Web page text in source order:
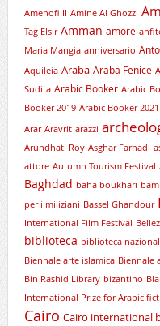
Amenofi II Amine Al Ghozzi
Tag Elsir Amman amore
Maria Mangia anniversario
Aquileia Araba Araba Fenice
Sudita Arabic Booker Arabic
Booker 2019 Arabic Booker 2021
Arar Aravrit arazzi
Arundhati Roy Asghar Farhadi
attore Autumn Tourism Festival
Baghdad baha boukhari
per i miliziani Bassel Ghandour
International Film Festival
biblioteca biblioteca
Biennale arte islamica Biennale
Bin Rashid Library bizantino
International Prize for Arabic
Cairo Cairo international